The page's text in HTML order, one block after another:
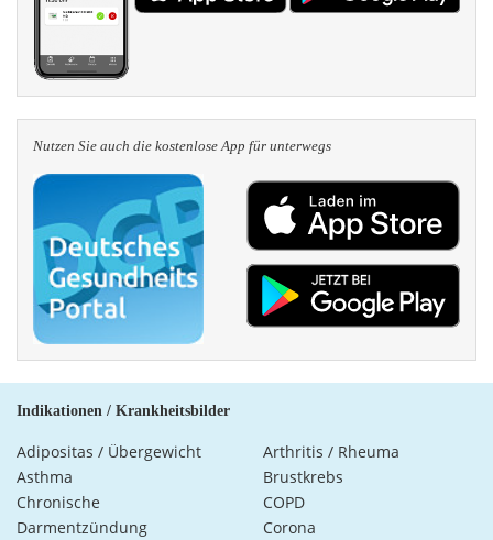
Nutzen Sie auch die kosten­lose App für unterwegs
Indikationen / Krankheitsbilder
Adipositas / Übergewicht
Arthritis / Rheuma
Asthma
Brustkrebs
Chronische
Darmentzündung
COPD
Corona